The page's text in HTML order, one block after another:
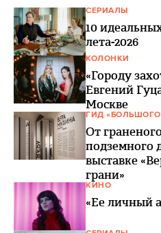
СЕРИАЛЫ
10
лета-2026
КОЛОНКИ
«Городу
Евгений
Москве
ГИД
От
подземного
выставке
грани»
КИНО
«Ее личный